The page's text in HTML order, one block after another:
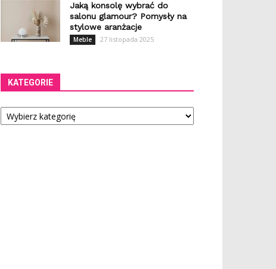
Jaką konsolę wybrać do
salonu glamour? Pomysły na
stylowe aranżacje
Meble 27 listopada 2025
KATEGORIE
Kategorie